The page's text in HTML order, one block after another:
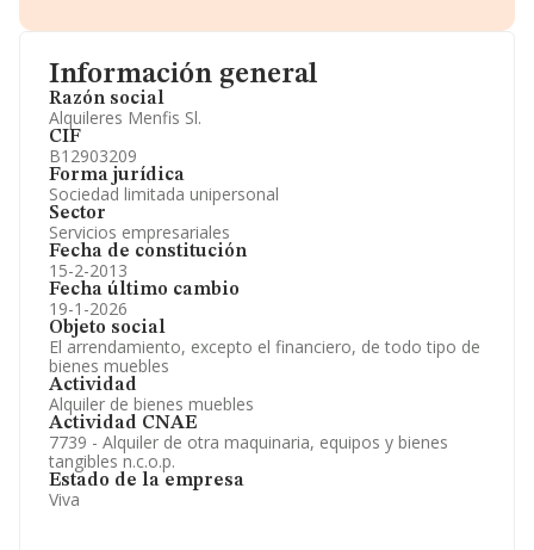
Información general
Razón social
Alquileres Menfis Sl.
CIF
B12903209
Forma jurídica
Sociedad limitada unipersonal
Sector
Servicios empresariales
Fecha de constitución
15-2-2013
Fecha último cambio
19-1-2026
Objeto social
El arrendamiento, excepto el financiero, de todo tipo de
bienes muebles
Actividad
Alquiler de bienes muebles
Actividad CNAE
7739 - Alquiler de otra maquinaria, equipos y bienes
tangibles n.c.o.p.
Estado de la empresa
Viva
Información oficial y registral complementaria.